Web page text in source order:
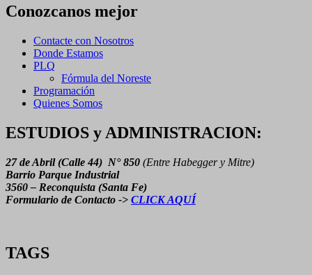
Noticias
Conozcanos mejor
Contacte con Nosotros
Donde Estamos
PLQ
Fórmula del Noreste
Programación
Quienes Somos
ESTUDIOS y ADMINISTRACION:
27 de Abril (Calle 44) N° 850 (Entre Habegger y Mitre)
Barrio Parque Industrial
3560 – Reconquista (Santa Fe)
Formulario de Contacto -> CLICK AQUÍ
TAGS